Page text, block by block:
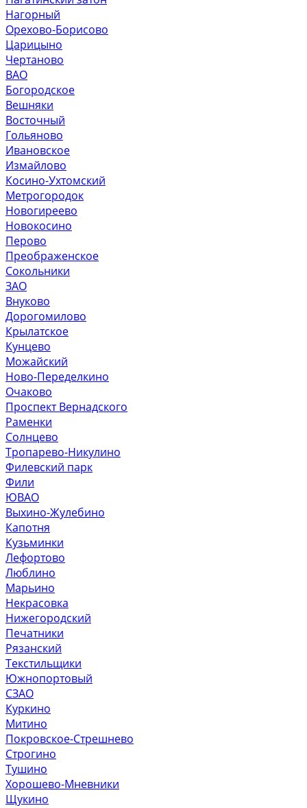
Нагорный
Орехово-Борисово
Царицыно
Чертаново
ВАО
Богородское
Вешняки
Восточный
Гольяново
Ивановское
Измайлово
Косино-Ухтомский
Метрогородок
Новогиреево
Новокосино
Перово
Преображенское
Сокольники
ЗАО
Внуково
Дорогомилово
Крылатское
Кунцево
Можайский
Ново-Переделкино
Очаково
Проспект Вернадского
Раменки
Солнцево
Тропарево-Никулино
Филевский парк
Фили
ЮВАО
Выхино-Жулебино
Капотня
Кузьминки
Лефортово
Люблино
Марьино
Некрасовка
Нижегородский
Печатники
Рязанский
Текстильщики
Южнопортовый
СЗАО
Куркино
Митино
Покровское-Стрешнево
Строгино
Тушино
Хорошево-Мневники
Щукино